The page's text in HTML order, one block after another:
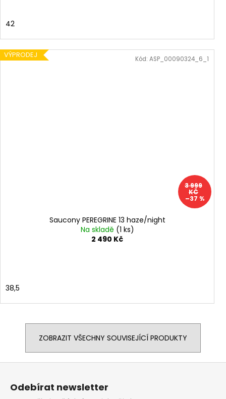
42
VÝPRODEJ
3 999
KČ
–37 %
Saucony PEREGRINE 13 haze/night
Na skladě (1 ks)
2 490 Kč
38,5
Kód: ASP_00090324_6_1
ZOBRAZIT VŠECHNY SOUVISEJÍCÍ PRODUKTY
Z
Odebírat newsletter